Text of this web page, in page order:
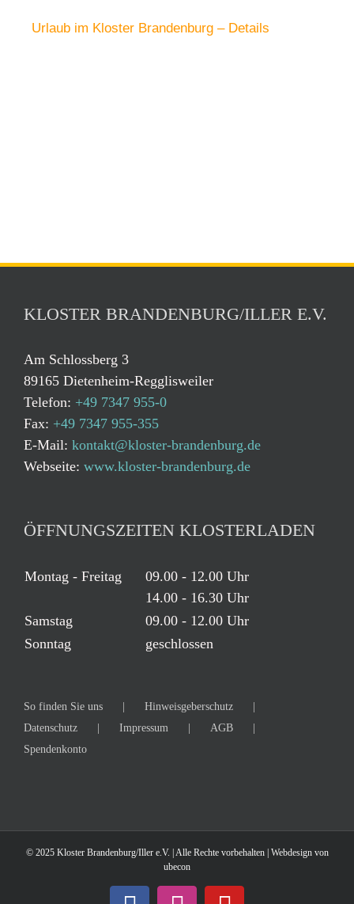
Urlaub im Kloster Brandenburg – Details
KLOSTER BRANDENBURG/ILLER E.V.
Am Schlossberg 3
89165 Dietenheim-Regglisweiler
Telefon: +49 7347 955-0
Fax: +49 7347 955-355
E-Mail: kontakt@kloster-brandenburg.de
Webseite: www.kloster-brandenburg.de
ÖFFNUNGSZEITEN KLOSTERLADEN
Montag - Freitag
09.00 - 12.00 Uhr
14.00 - 16.30 Uhr
Samstag
09.00 - 12.00 Uhr
Sonntag
geschlossen
So finden Sie uns
Hinweisgeberschutz
Datenschutz
Impressum
AGB
Spendenkonto
© 2025 Kloster Brandenburg/Iller e.V. | Alle Rechte vorbehalten | Webdesign von
ubecon